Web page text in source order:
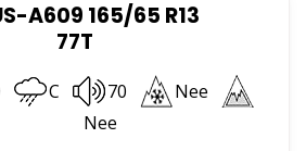
A609 165/65 R13
77T
C 70
Nee
Nee